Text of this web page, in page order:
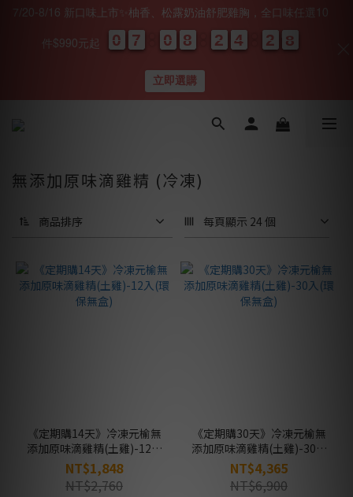
無添加原味滴雞精 (冷凍)
商品排序 每頁顯示 24 個
《定期購14天》冷凍元榆無
添加原味滴雞精(土雞)-12入
(環保無盒)
NT$1,848
NT$2,760
《定期購30天》冷凍元榆無
添加原味滴雞精(土雞)-30入
(環保無盒)
NT$4,365
NT$6,900
7/20-8/16 新口味上市✨柚香、松露奶油舒肥雞胸，全口味任選10
件$990元起 0
0
0
0 7
7
7
7 0
0
0
0 8
8
8
8 2
2
2
2 4
4
4
4 2
2
2
2 0
0
7
7
7
7
立即選購